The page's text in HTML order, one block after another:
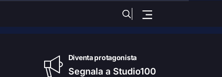
Diventa protagonista
Segnala a Studio100